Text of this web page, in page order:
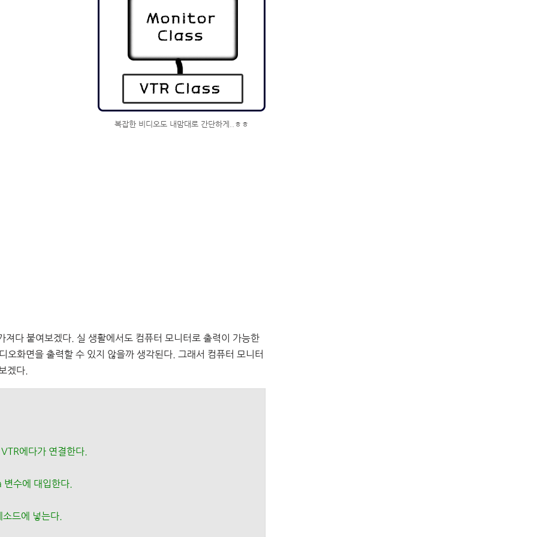
복잡한 비디오도 내맘대로 간단하게..ㅎㅎ
다 붙여보겠다. 실 생활에서도 컴퓨터 모니터로 출력이 가능한
오화면을 출력할 수 있지 않을까 생각된다. 그래서 컴퓨터 모니터
겠다.
에다가 연결한다.
수에 대입한다.
드에 넣는다.